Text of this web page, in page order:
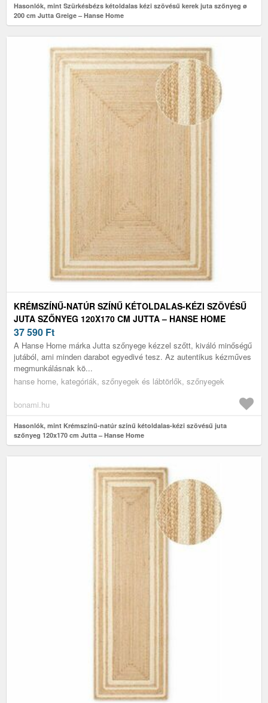
Hasonlók, mint Szürkésbézs kétoldalas kézi szövésű kerek juta szőnyeg ø
200 cm Jutta Greige – Hanse Home
KRÉMSZÍNŰ-NATÚR SZÍNŰ KÉTOLDALAS-KÉZI SZÖVÉSŰ
JUTA SZŐNYEG 120X170 CM JUTTA – HANSE HOME
37 590 Ft
A Hanse Home márka Jutta szőnyege kézzel szőtt, kiváló minőségű
jutából, ami minden darabot egyedivé tesz. Az autentikus kézműves
megmunkálásnak kö...
hanse home, kategóriák, szőnyegek és lábtörlők, szőnyegek
bonami.hu
Hasonlók, mint Krémszínű-natúr színű kétoldalas-kézi szövésű juta
szőnyeg 120x170 cm Jutta – Hanse Home